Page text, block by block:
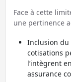
Face à cette
une pertinence
Inclusion du
cotisations
l’intègrent
assurance